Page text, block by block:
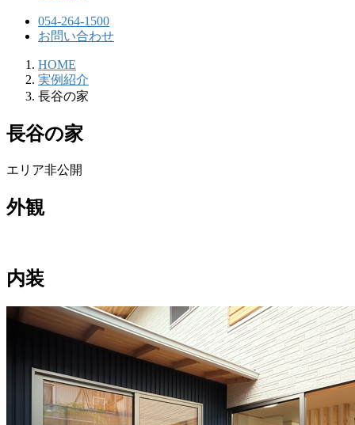
054-264-1500
お問い合わせ
HOME
実例紹介
長谷の家
長谷の家
エリア非公開
外観
内装